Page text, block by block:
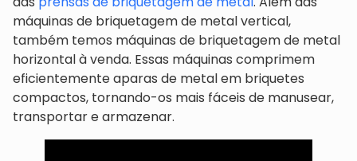
máquinas de briquetagem de metal vertical,
também temos máquinas de briquetagem de metal
horizontal à venda. Essas máquinas comprimem
eficientemente aparas de metal em briquetes
compactos, tornando-os mais fáceis de manusear,
transportar e armazenar.